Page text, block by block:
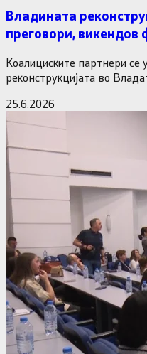
Владината
преговори, викендов
Коалициските партнери се
реконструкцијата во
25.6.2026